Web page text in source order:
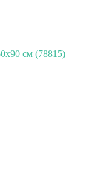
см (78815)